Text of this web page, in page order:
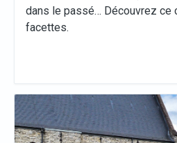
dans le passé… Découvrez ce
facettes.